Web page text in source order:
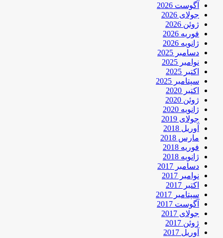
آگوست 2026
جولای 2026
ژوئن 2026
فوریه 2026
ژانویه 2026
دسامبر 2025
نوامبر 2025
اکتبر 2025
سپتامبر 2025
اکتبر 2020
ژوئن 2020
ژانویه 2020
جولای 2019
آوریل 2018
مارس 2018
فوریه 2018
ژانویه 2018
دسامبر 2017
نوامبر 2017
اکتبر 2017
سپتامبر 2017
آگوست 2017
جولای 2017
ژوئن 2017
آوریل 2017